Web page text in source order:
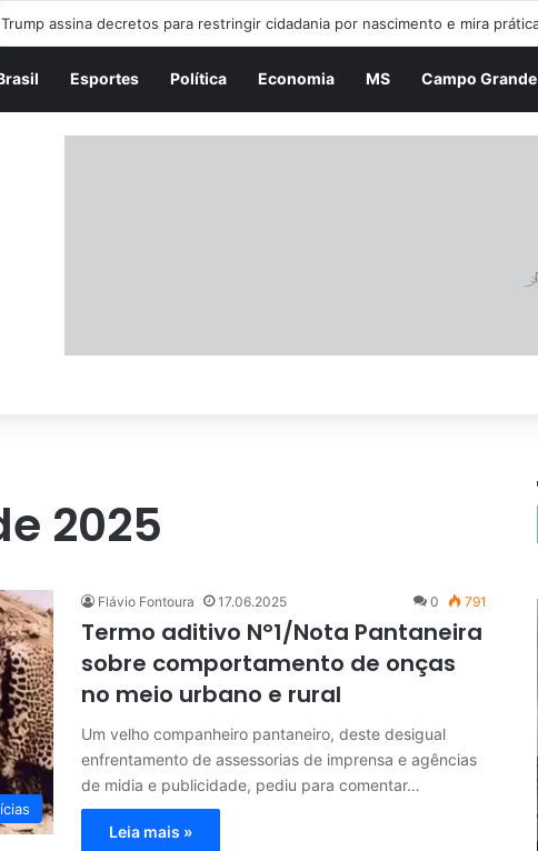
OS PINGOS NOS IS – 07/08/2026
Esportes Política Economia MS Campo Grande
2025
Flávio Fontoura 17.06.2025 0 791
Termo aditivo N°1/Nota Pantaneira
sobre comportamento de onças
no meio urbano e rural
Um velho companheiro pantaneiro, deste desigual
enfrentamento de assessorias de imprensa e agências
de midia e publicidade, pediu para comentar…
Leia mais »